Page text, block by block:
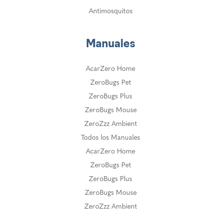
Antimosquitos
Manuales
AcarZero Home
ZeroBugs Pet
ZeroBugs Plus
ZeroBugs Mouse
ZeroZzz Ambient
Todos los Manuales
AcarZero Home
ZeroBugs Pet
ZeroBugs Plus
ZeroBugs Mouse
ZeroZzz Ambient